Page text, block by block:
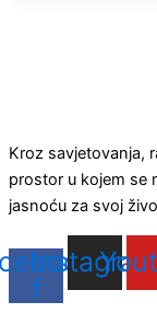
Kroz savjetovanja,
prostor u kojem se
jasnoću za svoj
f
Instagram